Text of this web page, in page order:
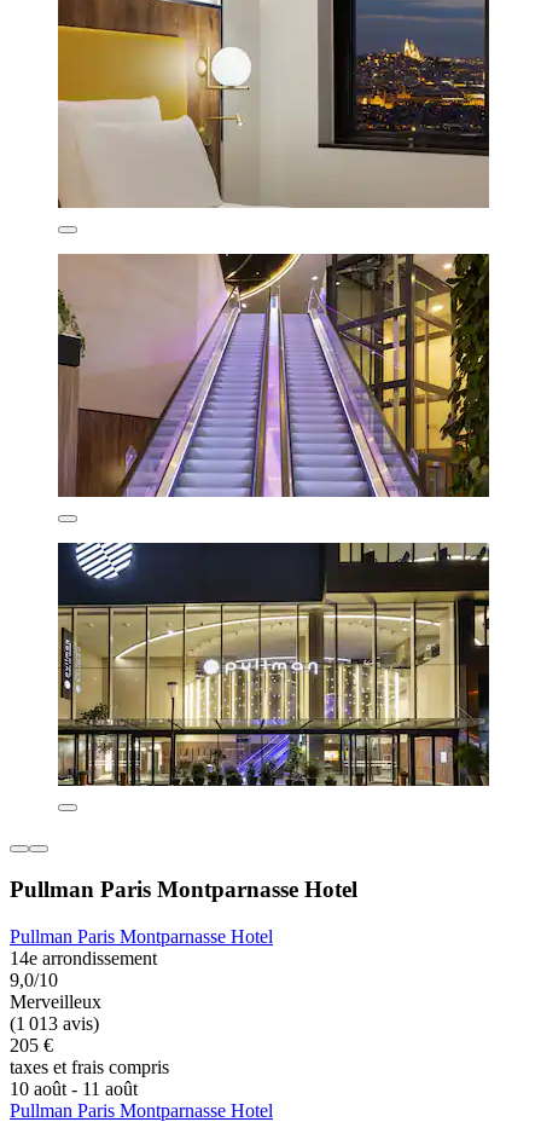
Pullman Paris Montparnasse Hotel
Pullman Paris Montparnasse Hotel
14e arrondissement
9,0/10
Merveilleux
(1 013 avis)
205 €
taxes et frais compris
10 août - 11 août
Pullman Paris Montparnasse Hotel